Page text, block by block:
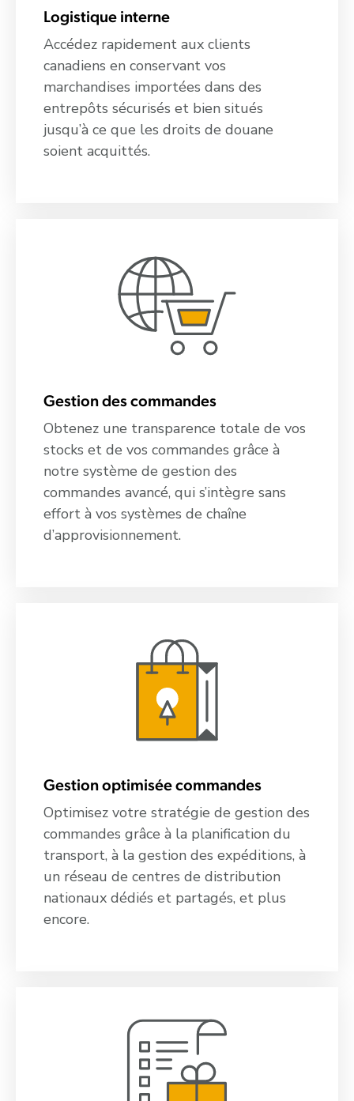
Logistique interne
Accédez rapidement aux clients
canadiens en conservant vos
marchandises importées dans des
entrepôts sécurisés et bien situés
jusqu’à ce que les droits de douane
soient acquittés.
Gestion des commandes
Obtenez une transparence totale de vos
stocks et de vos commandes grâce à
notre système de gestion des
commandes avancé, qui s’intègre sans
effort à vos systèmes de chaîne
d’approvisionnement.
Gestion optimisée commandes
Optimisez votre stratégie de gestion des
commandes grâce à la planification du
transport, à la gestion des expéditions, à
un réseau de centres de distribution
nationaux dédiés et partagés, et plus
encore.